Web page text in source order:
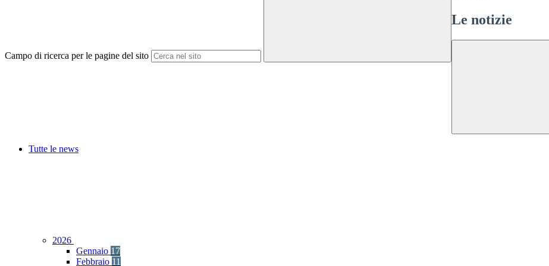
Campo di ricerca per le pagine del sito
Le notizie
Tutte le news
2026
Gennaio 17
Febbraio 11